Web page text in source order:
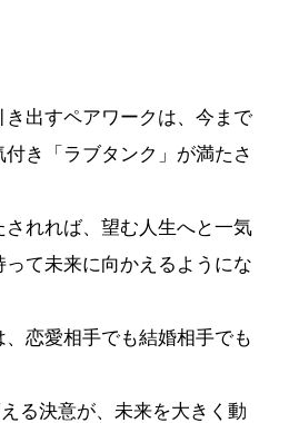
出すペアワークは、今まで
き「ラブタンク」が満たさ
されれば、望む人生へと一気
て未来に向かえるようにな
恋愛相手でも結婚相手でも
る決意が、未来を大きく動